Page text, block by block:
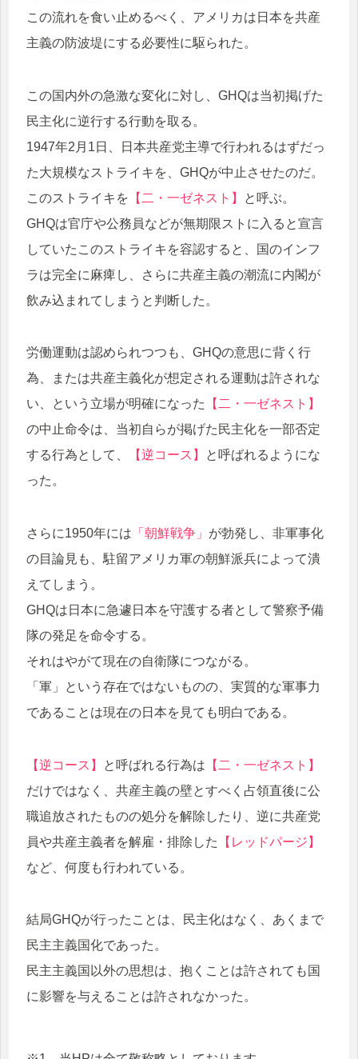
この流れを食い止めるべく、アメリカは日本を共産
主義の防波堤にする必要性に駆られた。
この国内外の急激な変化に対し、GHQは当初掲げた
民主化に逆行する行動を取る。
1947年2月1日、日本共産党主導で行われるはずだっ
た大規模なストライキを、GHQが中止させたのだ。
このストライキを 【二・一ゼネスト】
と呼ぶ。
GHQは官庁や公務員などが無期限ストに入ると宣言
していたこのストライキを容認すると、国のインフ
ラは完全に麻痺し、さらに共産主義の潮流に内閣が
飲み込まれてしまうと判断した。
労働運動は認められつつも、GHQの意思に背く行
為、または共産主義化が想定される運動は許されな
い、という立場が明確になった
【二・一ゼネスト】
の中止命令は、当初自らが掲げた民主化を一部否定
する行為として、
【逆コース】
と呼ばれるようにな
った。
さらに1950年には 「朝鮮戦争」 が勃発し、非軍事化
の目論見も、駐留アメリカ軍の朝鮮派兵によって潰
えてしまう。
GHQは日本に急遽日本を守護する者として警察予備
隊の発足を命令する。
それはやがて現在の自衛隊につながる。
「軍」という存在ではないものの、実質的な軍事力
であることは現在の日本を見ても明白である。
【逆コース】 と呼ばれる行為は 【二・一ゼネスト】
だけではなく、共産主義の壁とすべく占領直後に公
職追放されたものの処分を解除したり、逆に共産党
員や共産主義者を解雇・排除した
【レッドパージ】
など、何度も行われている。
結局GHQが行ったことは、民主化はなく、あくまで
民主主義国化であった。
民主主義国以外の思想は、抱くことは許されても国
に影響を与えることは許されなかった。